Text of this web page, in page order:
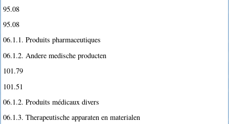
95.08
95.08
06.1.1. Produits pharmaceutiques
06.1.2. Andere medische producten
101.79
101.51
06.1.2. Produits médicaux divers
06.1.3. Therapeutische apparaten en materialen